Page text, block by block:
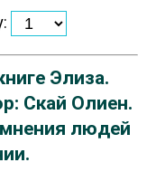
Элиза.
Скай Олиен.
людей